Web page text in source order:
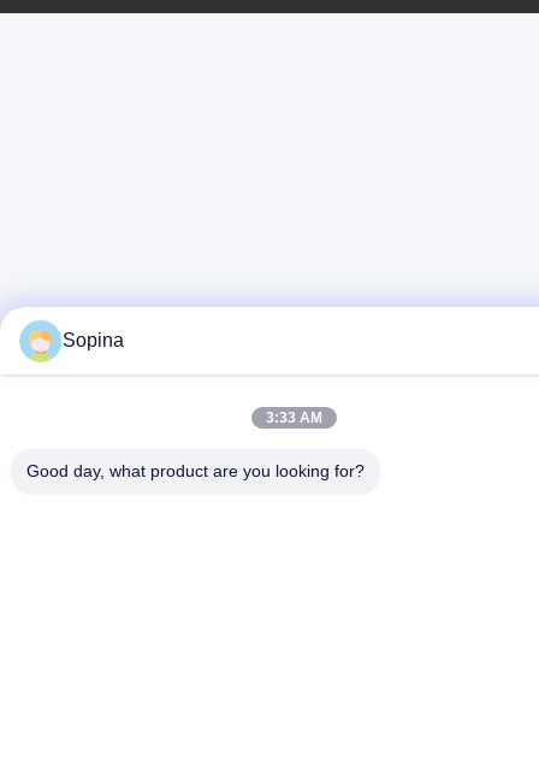
Sopina
3:33 AM
Good day, what product are you looking for?